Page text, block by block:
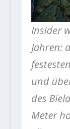
Insider
Jahren:
und
des
Meter